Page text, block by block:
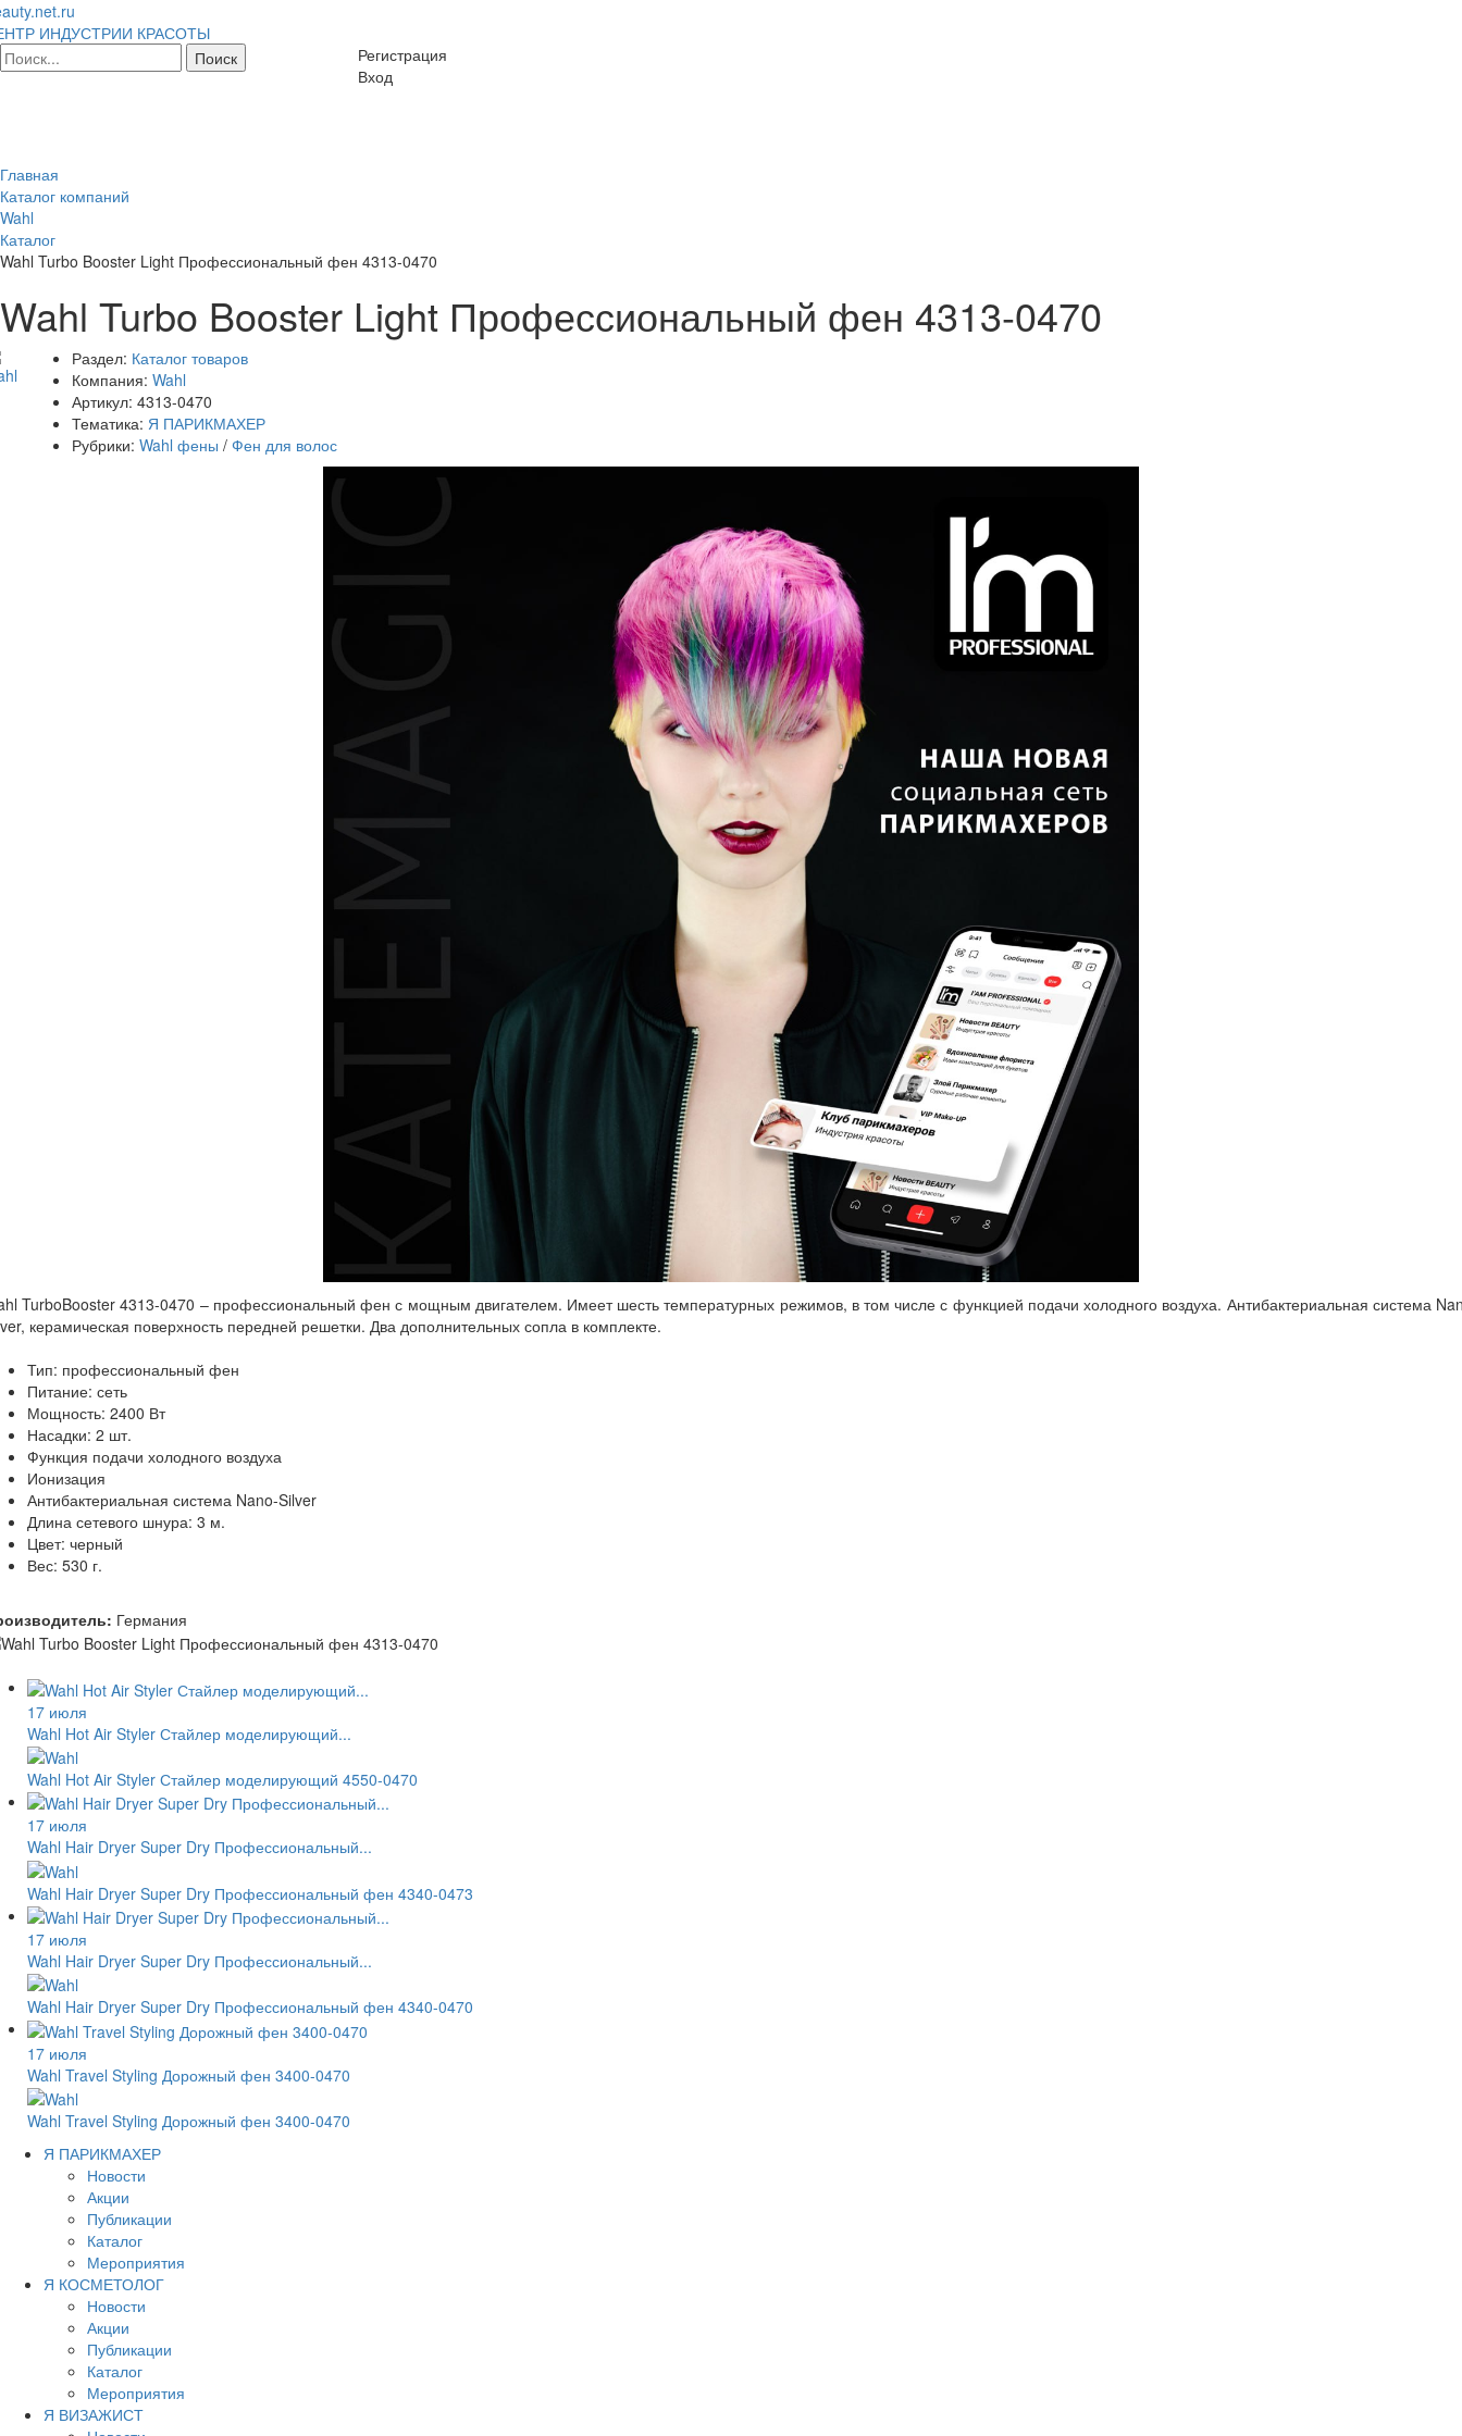
ИНДУСТРИИ КРАСОТЫ
Регистрация
Вход
Главная
Каталог компаний
Wahl
Каталог
Wahl Turbo Booster Light Профессиональный фен 4313-0470
Wahl Turbo Booster Light Профессиональный фен 4313-0470
Раздел: Каталог товаров
Компания: Wahl
Артикул: 4313-0470
Тематика: Я ПАРИКМАХЕР
Рубрики: Wahl фены / Фен для волос
TurboBooster 4313-0470 – профессиональный фен с мощным двигателем. Имеет шесть температурных режимов, в том числе с функцией подачи холодного воздуха. Антибактериальная система
керамическая поверхность передней решетки. Два дополнительных сопла в комплекте.
Тип: профессиональный фен
Питание: сеть
Мощность: 2400 Вт
Насадки: 2 шт.
Функция подачи холодного воздуха
Ионизация
Антибактериальная система Nano-Silver
Длина сетевого шнура: 3 м.
Цвет: черный
Вес: 530 г.
Германия
17 июля
Wahl Hot Air Styler Стайлер моделирующий...
Wahl Hot Air Styler Стайлер моделирующий 4550-0470
17 июля
Wahl Hair Dryer Super Dry Профессиональный...
Wahl Hair Dryer Super Dry Профессиональный фен 4340-0473
17 июля
Wahl Hair Dryer Super Dry Профессиональный...
Wahl Hair Dryer Super Dry Профессиональный фен 4340-0470
17 июля
Wahl Travel Styling Дорожный фен 3400-0470
Wahl Travel Styling Дорожный фен 3400-0470
Я ПАРИКМАХЕР
Новости
Акции
Публикации
Каталог
Мероприятия
Я КОСМЕТОЛОГ
Новости
Акции
Публикации
Каталог
Мероприятия
Я ВИЗАЖИСТ